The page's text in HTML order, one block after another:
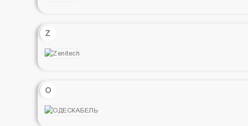
Z
О